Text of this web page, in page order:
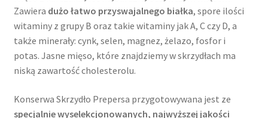
Zawiera dużo łatwo przyswajalnego białka, spore ilości
witaminy z grupy B oraz takie witaminy jak A, C czy D, a
także minerały: cynk, selen, magnez, żelazo, fosfor i
potas. Jasne mięso, które znajdziemy w skrzydłach ma
niską zawartość cholesterolu.
Konserwa Skrzydło Prepersa przygotowywana jest ze
specjalnie wyselekcjonowanych, najwyższej jakości